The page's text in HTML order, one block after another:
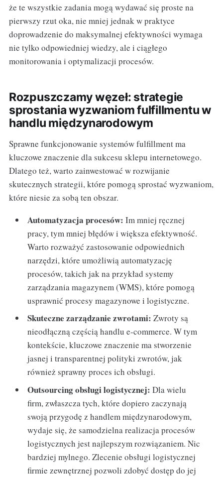
że te wszystkie zadania mogą wydawać się proste na
pierwszy rzut oka, nie mniej jednak w praktyce
doprowadzenie do maksymalnej efektywności wymaga
nie tylko odpowiedniej wiedzy, ale i ciągłego
monitorowania i optymalizacji procesów.
Rozpuszczamy węzeł: strategie
sprostania wyzwaniom fulfillmentu w
handlu międzynarodowym
Sprawne funkcjonowanie systemów fulfillment ma
kluczowe znaczenie dla sukcesu sklepu internetowego.
Dlatego też, warto zainwestować w rozwijanie
skutecznych strategii, które pomogą sprostać wyzwaniom,
które niesie za sobą ten obszar.
Automatyzacja procesów: Im mniej ręcznej
pracy, tym mniej błędów i większa efektywność.
Warto rozważyć zastosowanie odpowiednich
narzędzi, które umożliwią automatyzację
procesów, takich jak na przykład systemy
zarządzania magazynem (WMS), które pomogą
usprawnić procesy magazynowe i logistyczne.
Skuteczne zarządzanie zwrotami: Zwroty są
nieodłączną częścią handlu e-commerce. W tym
kontekście, kluczowe znaczenie ma stworzenie
jasnej i transparentnej polityki zwrotów, jak
również sprawny proces ich obsługi.
Outsourcing obsługi logistycznej: Dla wielu
firm, zwłaszcza tych, które dopiero zaczynają
swoją przygodę z handlem międzynarodowym,
wydaje się, że samodzielna realizacja procesów
logistycznych jest najlepszym rozwiązaniem. Nic
bardziej mylnego. Zlecenie obsługi logistycznej
firmie zewnętrznej pozwoli zdobyć dostęp do jej